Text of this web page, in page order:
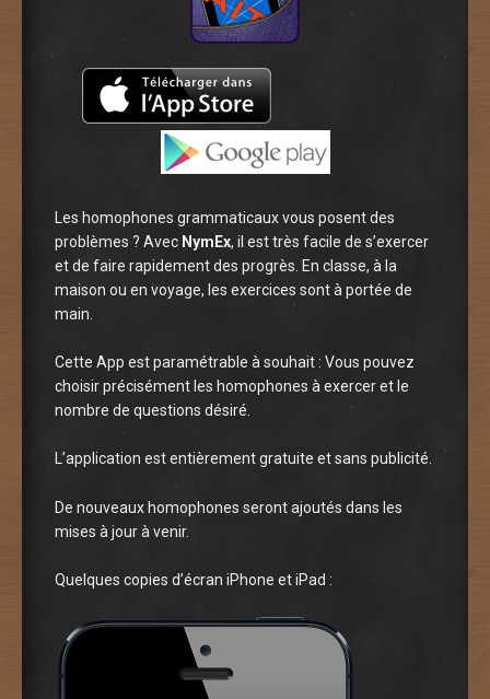
Les homophones grammaticaux vous posent des
problèmes ? Avec NymEx, il est très facile de s’exercer
et de faire rapidement des progrès. En classe, à la
maison ou en voyage, les exercices sont à portée de
main.
Cette App est paramétrable à souhait : Vous pouvez
choisir précisément les homophones à exercer et le
nombre de questions désiré.
L’application est entièrement gratuite et sans publicité.
De nouveaux homophones seront ajoutés dans les
mises à jour à venir.
Quelques copies d’écran iPhone et iPad :